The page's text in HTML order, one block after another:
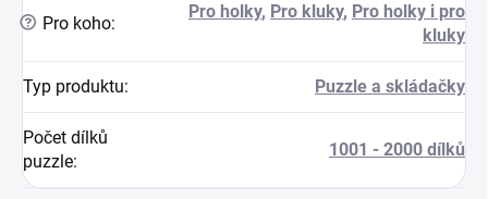
? Pro koho:
Pro holky, Pro kluky, Pro holky i pro
kluky
Typ produktu: Puzzle a skládačky
Počet dílků
puzzle:
1001 - 2000 dílků